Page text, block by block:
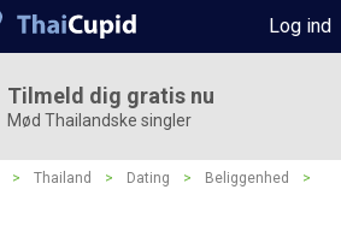
Log ind
Tilmeld dig gratis nu
Mød Thailandske singler
> Thailand > Dating > Beliggenhed
>